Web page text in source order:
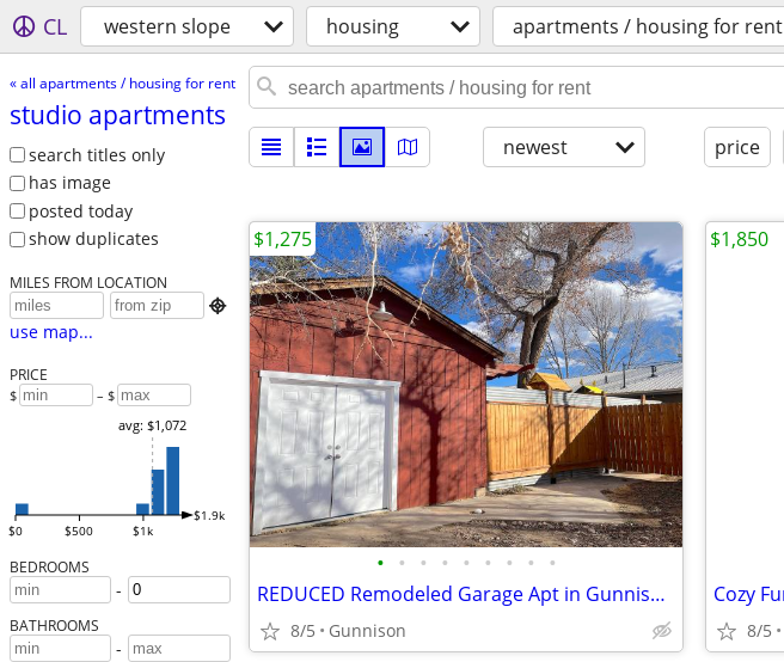
CL western slope housing apartments / housing for rent
« all apartments / housing for rent
studio apartments
search titles only
has image
posted today
show duplicates
MILES FROM LOCATION

use map...
PRICE
$ – $
$0 $500 $1k
$1.9k
avg: $1,072
BEDROOMS
-
BATHROOMS
-
newest price
• • • • • • • • •
REDUCED Remodeled Garage Apt in Gunnison CO
8/5 Gunnison
$1,275
8/5
$1,850